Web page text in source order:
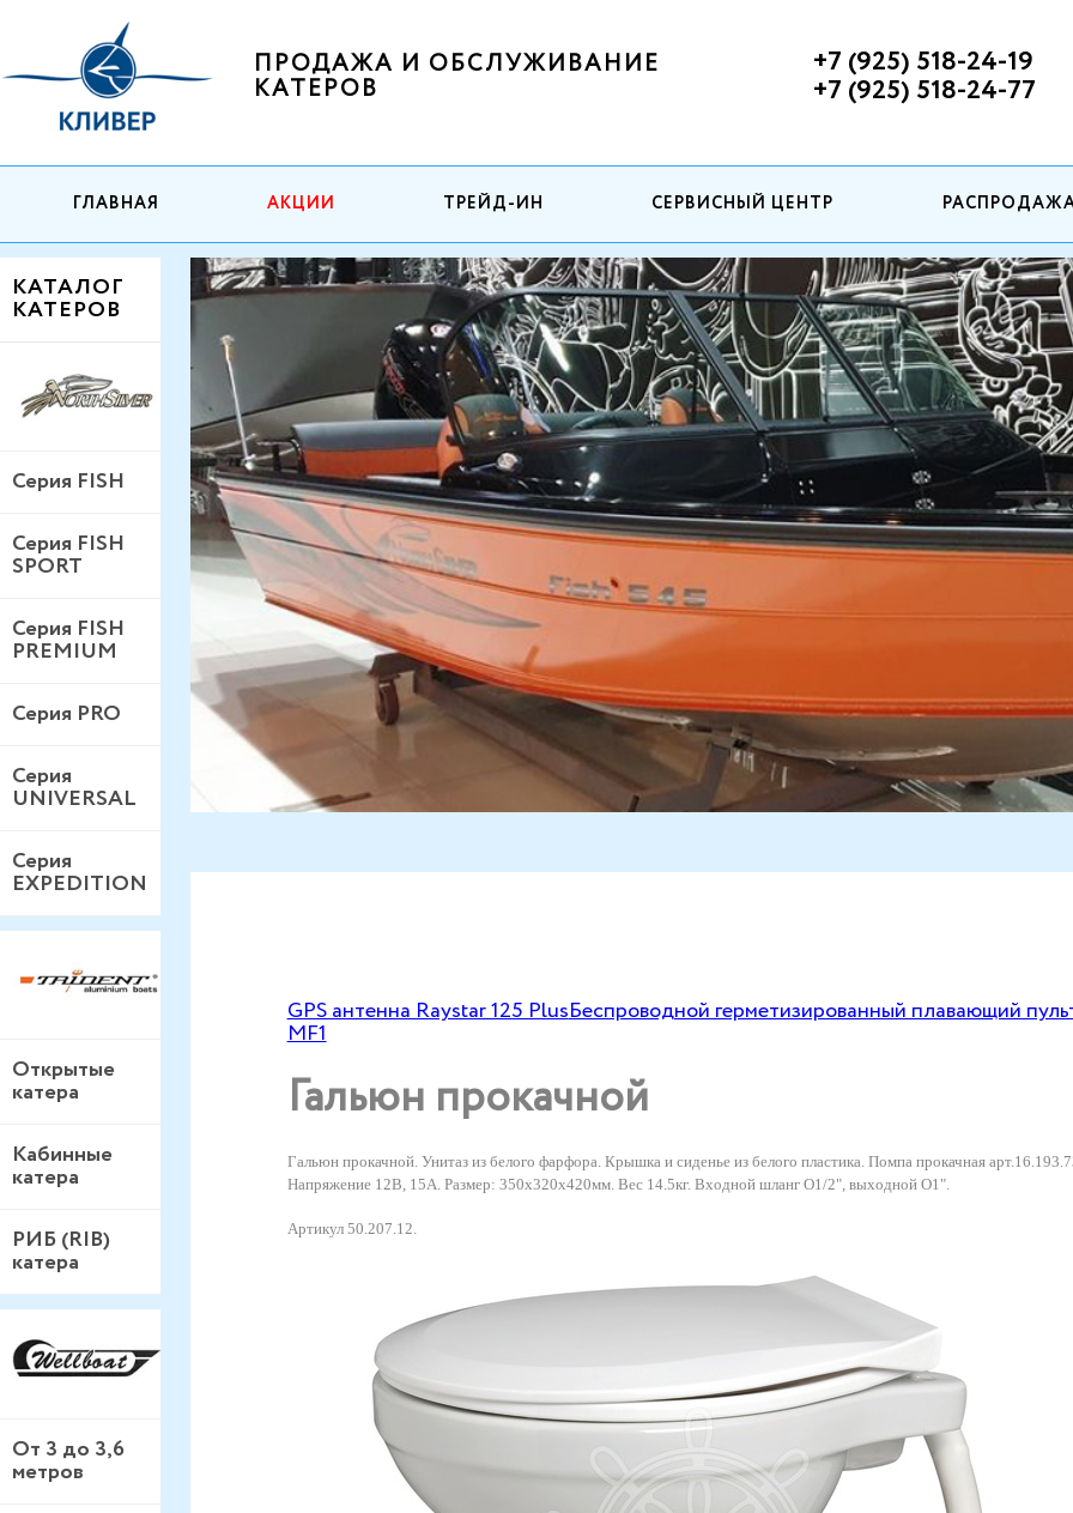
ПРОДАЖА И ОБСЛУЖИВАНИЕ
КАТЕРОВ
+7 (925) 518-24-19
+7 (925) 518-24-77
ГЛАВНАЯ АКЦИИ ТРЕЙД-ИН СЕРВИСНЫЙ ЦЕНТР
КАТАЛОГ
КАТЕРОВ
Серия FISH
Серия FISH
SPORT
Серия FISH
PREMIUM
Серия PRO
Серия
UNIVERSAL
Серия
EXPEDITION
Открытые
катера
Кабинные
катера
РИБ (RIB)
катера
От 3 до 3,6
метров
GPS антенна Raystar 125 PlusБеспроводной герметизированный плавающий
MF1
Гальюн прокачной
Гальюн прокачной. Унитаз из белого фарфора. Крышка и сиденье из белого пластика. Помпа прокачная
Напряжение 12В, 15А. Размер: 350х320х420мм. Вес 14.5кг. Входной шланг O1/2", выходной O1".
Артикул 50.207.12.